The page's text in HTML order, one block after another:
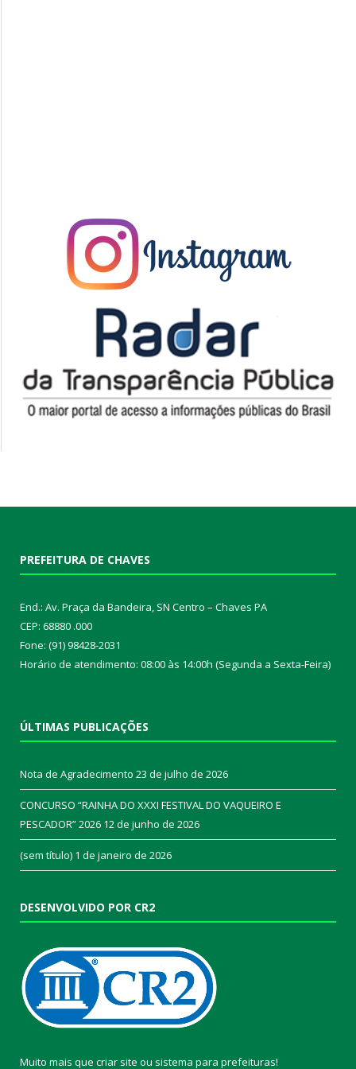
PREFEITURA DE CHAVES
End.: Av. Praça da Bandeira, SN Centro – Chaves PA
CEP: 68880 .000
Fone: (91) 98428-2031
Horário de atendimento: 08:00 às 14:00h (Segunda a Sexta-Feira)
ÚLTIMAS PUBLICAÇÕES
Nota de Agradecimento 23 de julho de 2026
CONCURSO “RAINHA DO XXXI FESTIVAL DO VAQUEIRO E
PESCADOR” 2026 12 de junho de 2026
(sem título) 1 de janeiro de 2026
DESENVOLVIDO POR CR2
Muito mais que criar site ou sistema para prefeituras!